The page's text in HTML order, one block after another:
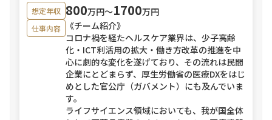
想定年収 800万円〜1700万円
仕事内容
《チーム紹介》
コロナ禍を経たヘルスケア業界は、少子高齢
化・ICT利活用の拡大・働き方改革の推進を中
心に劇的な変化を遂げており、その流れは民間
企業にとどまらず、厚生労働省の医療DXをはじ
めとした官公庁（ガバメント）にも及んでいま
す。
ライフサイエンス領域においても、我が国全体